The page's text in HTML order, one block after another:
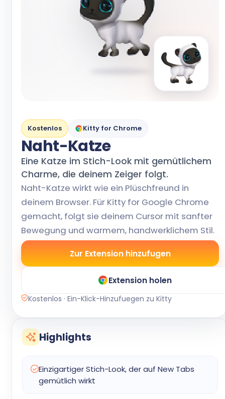
Kostenlos Kitty for Chrome
Naht-Katze
Eine Katze im Stich-Look mit gemütlichem
Charme, die deinem Zeiger folgt.
Naht-Katze wirkt wie ein Plüschfreund in
deinem Browser. Für Kitty for Google Chrome
gemacht, folgt sie deinem Cursor mit sanfter
Bewegung und warmem, handwerklichem Stil.
Zur Extension hinzufugen
Extension holen
Kostenlos · Ein-Klick-Hinzufuegen zu Kitty
Highlights
Einzigartiger Stich-Look, der auf New Tabs
gemütlich wirkt